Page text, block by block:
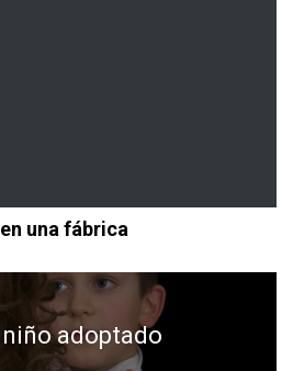
una fábrica
niño adoptado